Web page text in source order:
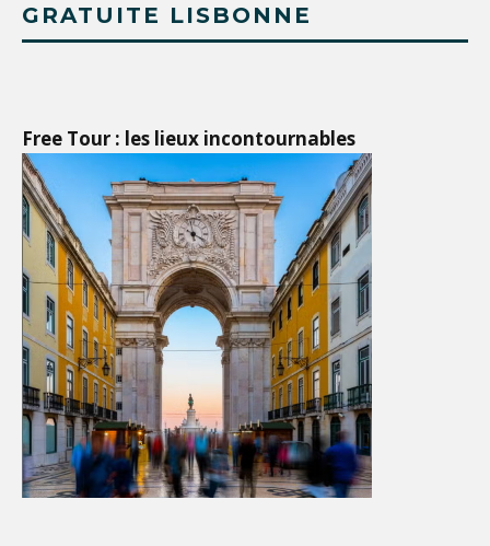
GRATUITE LISBONNE
Free Tour : les lieux incontournables